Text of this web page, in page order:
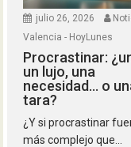
julio 26, 2026
Valencia - HoyLunes
Procrastinar:
un lujo, una
necesidad… o
tara?
¿Y si procrastinar
más complejo que...